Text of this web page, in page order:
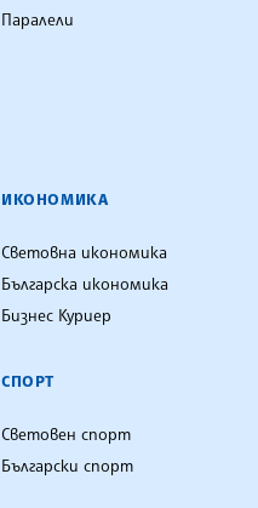
Паралели
ИКОНОМИКА
Световна икономика
Българска икономика
Бизнес Куриер
СПОРТ
Световен спорт
Български спорт